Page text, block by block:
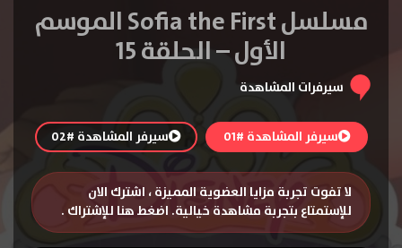
مسلسل Sofia the First الموسم
الأول – الحلقة 15
سيرفرات المشاهدة
سيرفر المشاهدة #01 سيرفر المشاهدة #02
لا تفوت تجربة مزايا العضوية المميزة ، اشترك الان
للإستمتاع بتجربة مشاهدة خيالية. اضغط هنا للإشتراك .